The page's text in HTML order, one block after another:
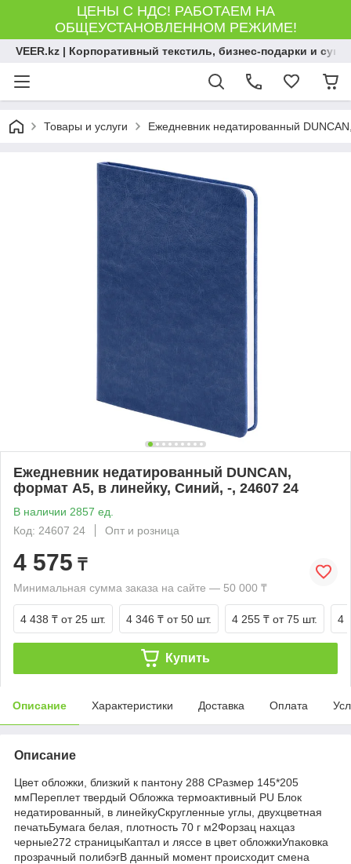
ЦЕНЫ С НДС! РАБОТАЕМ НА
ОБЩЕУСТАНОВЛЕННОМ РЕЖИМЕ!
VEER.kz | Корпоративный текстиль, бизнес-подарки и
Товары и услуги Ежедневник недатированный
Ежедневник недатированный DUNCAN,
формат А5, в линейку, Синий, -, 24607 24
В наличии 2857 ед.
Код: 24607 24
Опт и розница
4 575 ₸
Минимальная сумма заказа на сайте — 50 000 ₸
4 438 ₸ от 25 шт. 4 346 ₸ от 50 шт. 4 255 ₸ от 75 шт. 4
Купить
Описание Характеристики Доставка Оплата
Описание
Цвет обложки, близкий к пантону 288 CРазмер 145*205
ммПереплет твердый Обложка термоактивный PU Блок
недатированный, в линейкуСкругленные углы, двухцветная
печатьБумага белая, плотность 70 г м2Форзац нахцаз
черные272 страницыКаптал и ляссе в цвет обложкиУпаковка
прозрачный полибэгВ данный момент происходит смена